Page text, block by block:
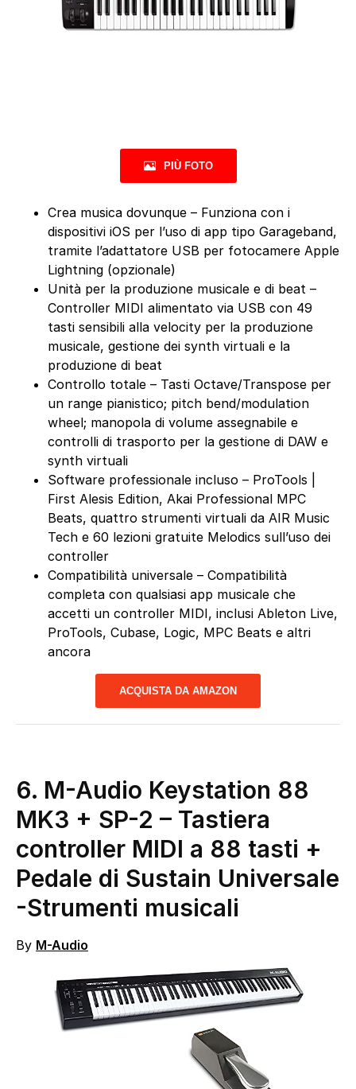
PIÙ FOTO
Crea musica dovunque – Funziona con i
dispositivi iOS per l’uso di app tipo Garageband,
tramite l’adattatore USB per fotocamere Apple
Lightning (opzionale)
Unità per la produzione musicale e di beat –
Controller MIDI alimentato via USB con 49
tasti sensibili alla velocity per la produzione
musicale, gestione dei synth virtuali e la
produzione di beat
Controllo totale – Tasti Octave/Transpose per
un range pianistico; pitch bend/modulation
wheel; manopola di volume assegnabile e
controlli di trasporto per la gestione di DAW e
synth virtuali
Software professionale incluso – ProTools |
First Alesis Edition, Akai Professional MPC
Beats, quattro strumenti virtuali da AIR Music
Tech e 60 lezioni gratuite Melodics sull’uso dei
controller
Compatibilità universale – Compatibilità
completa con qualsiasi app musicale che
accetti un controller MIDI, inclusi Ableton Live,
ProTools, Cubase, Logic, MPC Beats e altri
ancora
ACQUISTA DA AMAZON
6. M-Audio Keystation 88
MK3 + SP-2 – Tastiera
controller MIDI a 88 tasti +
Pedale di Sustain Universale
-Strumenti musicali
By M-Audio